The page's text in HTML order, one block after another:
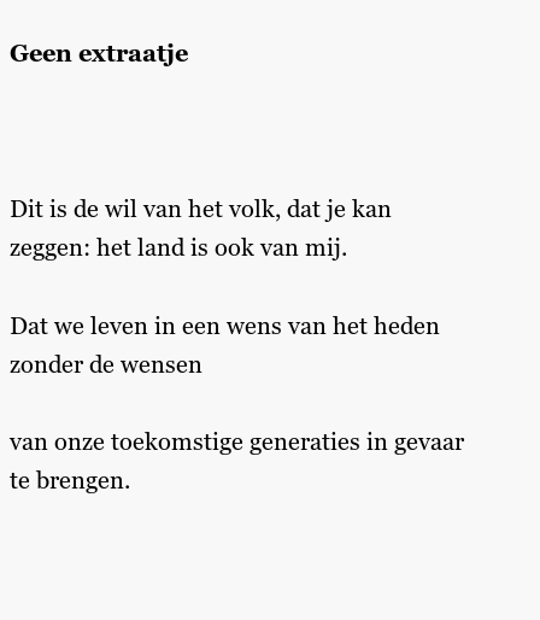
Geen extraatje
Dit is de wil van het volk, dat je kan
zeggen: het land is ook van mij.
Dat we leven in een wens van het heden
zonder de wensen
van onze toekomstige generaties in gevaar
te brengen.